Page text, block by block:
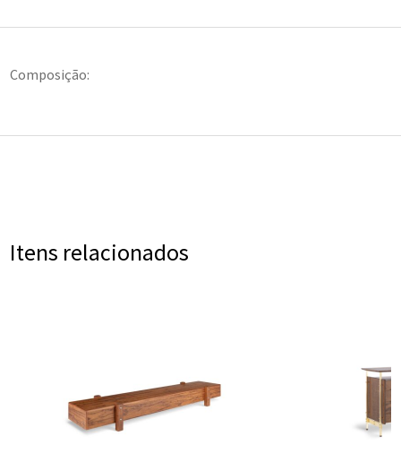
Composição:
Itens relacionados